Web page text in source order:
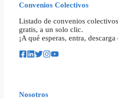
Convenios Colectivos
Listado de convenios
gratis, a un solo clic.
¡A qué esperas, entra,
Nosotros